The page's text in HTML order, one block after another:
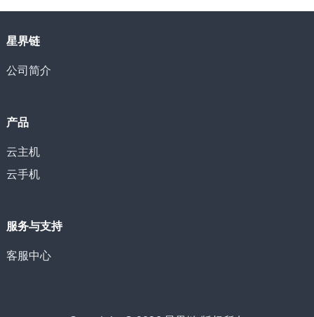
星界链
公司简介
产品
云主机
云手机
服务与支持
客服中心